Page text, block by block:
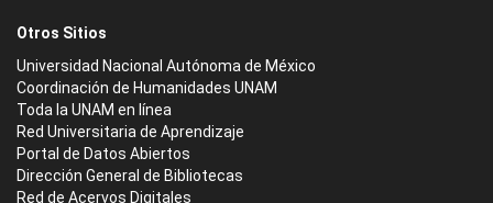
Otros Sitios
Universidad Nacional Autónoma de México
Coordinación de Humanidades UNAM
Toda la UNAM en línea
Red Universitaria de Aprendizaje
Portal de Datos Abiertos
Dirección General de Bibliotecas
Red de Acervos Digitales